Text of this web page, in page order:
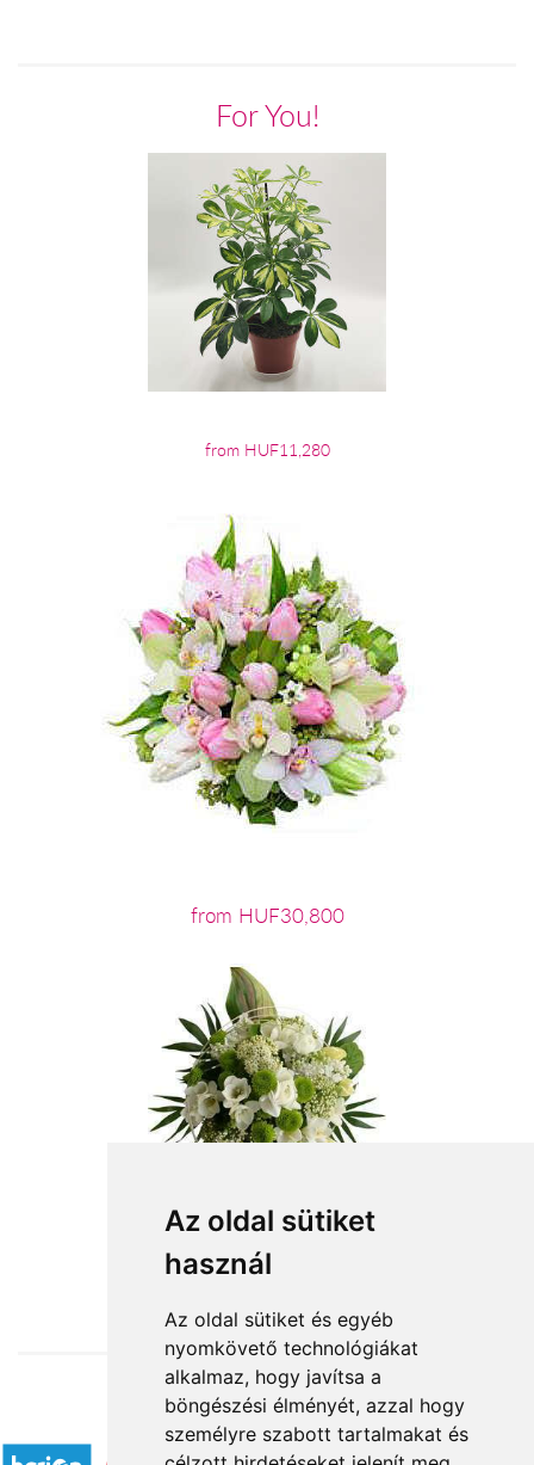
Az oldal sütiket
használ
Az oldal sütiket és egyéb
nyomkövető technológiákat
alkalmaz, hogy javítsa a
böngészési élményét, azzal hogy
személyre szabott tartalmakat és
For You!
from HUF11,280
from HUF30,800
from HUF29,200
Accepted payment methods